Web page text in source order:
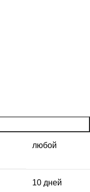
любой
10 дней